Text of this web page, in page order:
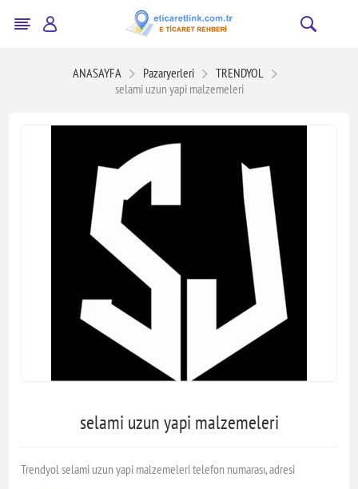
ANASAYFA Pazaryerleri
TRENDYOL
selami uzun yapi malzemeleri
selami uzun yapi malzemeleri
Trendyol selami uzun yapi malzemeleri telefon numarası, adresi